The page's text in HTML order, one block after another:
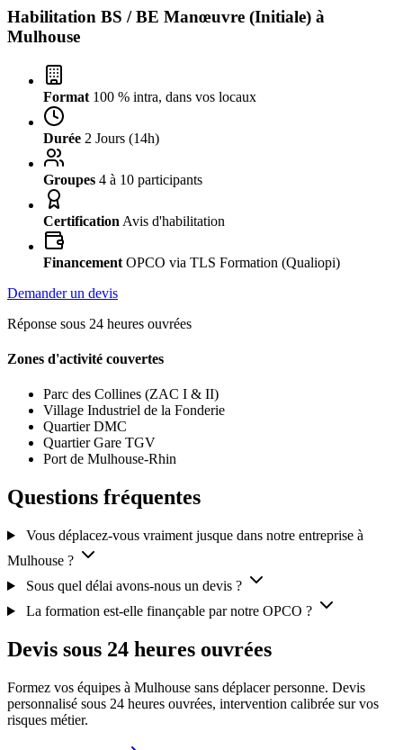
Habilitation BS / BE Manœuvre (Initiale) à
Mulhouse
Format 100 % intra, dans vos locaux
Durée 2 Jours (14h)
Groupes 4 à 10 participants
Certification Avis d'habilitation
Financement OPCO via TLS Formation (Qualiopi)
Demander un devis
Réponse sous 24 heures ouvrées
Zones d'activité couvertes
Parc des Collines (ZAC I & II)
Village Industriel de la Fonderie
Quartier DMC
Quartier Gare TGV
Port de Mulhouse-Rhin
Questions fréquentes
Vous déplacez-vous vraiment jusque dans notre entreprise à
Mulhouse ?
Sous quel délai avons-nous un devis ?
La formation est-elle finançable par notre OPCO ?
Devis sous 24 heures ouvrées
Formez vos équipes à Mulhouse sans déplacer personne. Devis
personnalisé sous 24 heures ouvrées, intervention calibrée sur vos
risques métier.